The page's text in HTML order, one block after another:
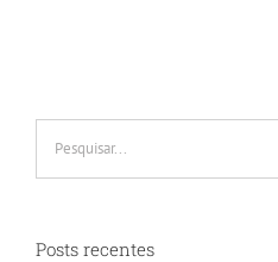
resultados
Posts recentes